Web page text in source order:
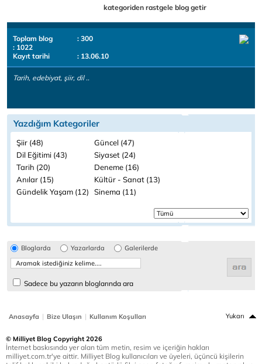
kategoriden rastgele blog getir
Toplam blog
: 300
: 1022
Kayıt tarihi
: 13.06.10
Tarih, edebiyat, şiir, dil ..
Yazdığım Kategoriler
Şiir (48)
Güncel (47)
Dil Eğitimi (43)
Siyaset (24)
Tarih (20)
Deneme (16)
Anılar (15)
Kültür - Sanat (13)
Gündelik Yaşam (12)
Sinema (11)
Bloglarda Yazarlarda Galerilerde
Sadece bu yazarın bloglarında ara
Anasayfa | Bize Ulaşın | Kullanım Koşulları Yukarı
© Milliyet Blog Copyright 2026
İnternet baskısında yer alan tüm metin, resim ve içeriğin hakları
milliyet.com.tr'ye aittir. Milliyet Blog kullanıcıları ve üyeleri, üçüncü kişilerin